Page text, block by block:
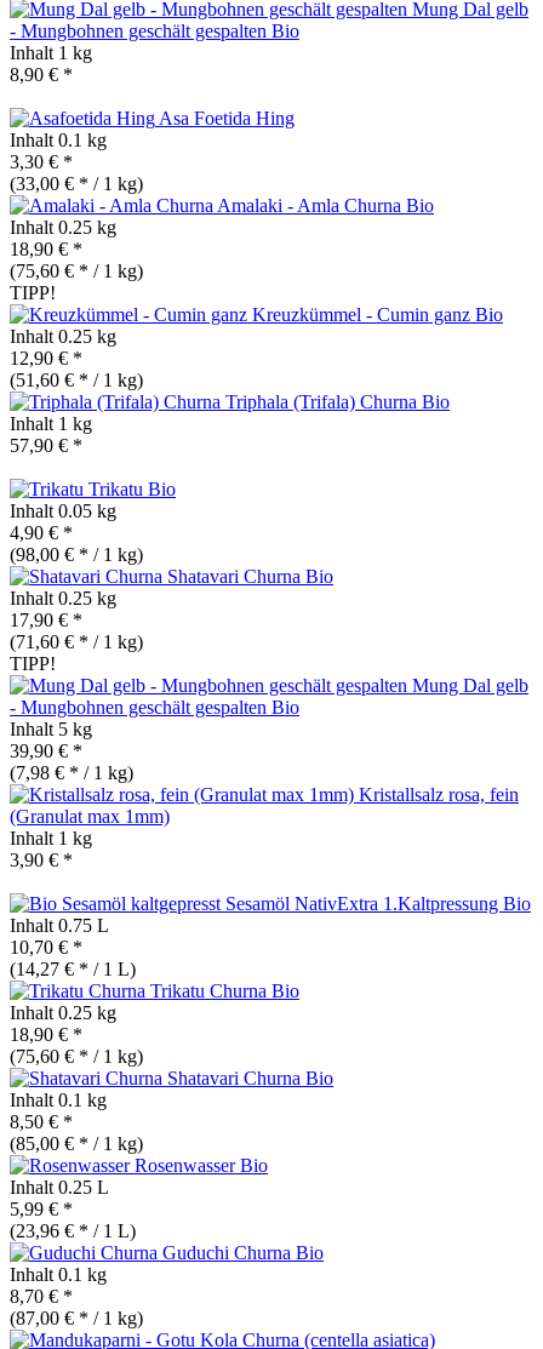
Mung Dal gelb
- Mungbohnen geschält gespalten Bio
Inhalt 1 kg
8,90 € *
Asa Foetida Hing
Inhalt 0.1 kg
3,30 € *
(33,00 € * / 1 kg)
Amalaki - Amla Churna Bio
Inhalt 0.25 kg
18,90 € *
(75,60 € * / 1 kg)
TIPP!
Kreuzkümmel - Cumin ganz Bio
Inhalt 0.25 kg
12,90 € *
(51,60 € * / 1 kg)
Triphala (Trifala) Churna Bio
Inhalt 1 kg
57,90 € *
Trikatu Bio
Inhalt 0.05 kg
4,90 € *
(98,00 € * / 1 kg)
Shatavari Churna Bio
Inhalt 0.25 kg
17,90 € *
(71,60 € * / 1 kg)
TIPP!
Mung Dal gelb
- Mungbohnen geschält gespalten Bio
Inhalt 5 kg
39,90 € *
(7,98 € * / 1 kg)
Kristallsalz rosa, fein
(Granulat max 1mm)
Inhalt 1 kg
3,90 € *
Sesamöl NativExtra 1.Kaltpressung Bio
Inhalt 0.75 L
10,70 € *
(14,27 € * / 1 L)
Trikatu Churna Bio
Inhalt 0.25 kg
18,90 € *
(75,60 € * / 1 kg)
Shatavari Churna Bio
Inhalt 0.1 kg
8,50 € *
(85,00 € * / 1 kg)
RosenwasserBio
Inhalt 0.25 L
5,99 € *
(23,96 € * / 1 L)
Guduchi Churna Bio
Inhalt 0.1 kg
8,70 € *
(87,00 € * / 1 kg)